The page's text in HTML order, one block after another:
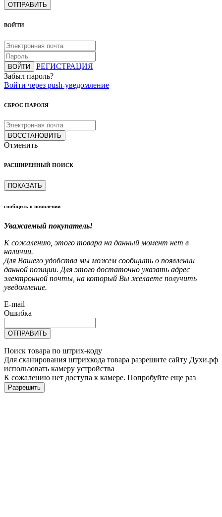
ОТПРАВИТЬ
ВОЙТИ
ВОЙТИ
РЕГИСТРАЦИЯ
Забыл пароль?
Войти через push-уведомление
СБРОС ПАРОЛЯ
ВОССТАНОВИТЬ
Отменить
РАСШИРЕННЫЙ ПОИСК
ПОКАЗАТЬ
сообщить о появлении
Уважаемый покупатель!
К сожалению, этого товара на данный момент нет в
наличии.
Для Вашего удобства мы можем сообщить о появлении
данной позиции. Для этого достаточно указать адрес
электронной почты, на который Вы желаете получить
уведомление.
E-mail
Ошибка
ОТПРАВИТЬ
Поиск товара по штрих-коду
Для сканирования штрихкода товара разрешите сайту Духи.рф
использовать камеру устройства
К сожалению нет доступа к камере. Попробуйте еще раз
Разрешить